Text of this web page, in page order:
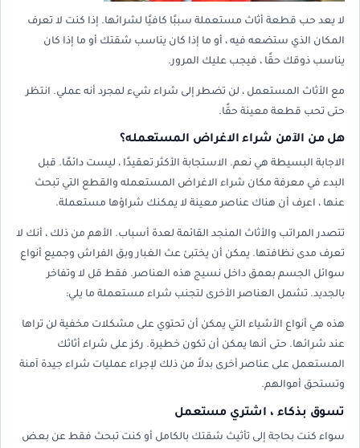
لا يعد حب قطعة أثاث مستعملة سببًا كافيًا لشرائها. إذا كنت لا تعرف
المكان الذي ستضعه فيه ، أو ما إذا كان يناسب شقتك أو ما إذا كان
يناسب ذوقك حقًا ، فيجب عليك المرور.
مع الأثاث المستعمل ، لن تضطر إلى شراء شيء لمجرد أنه عملي. انتظر
حتى تحب قطعة معينة حقًا.
هل من الآمن شراء الاغراض المستعمله؟
الاجابة البسيطة هي نعم. الاستجابة الأكثر تعقيدًا ، ليست دائمًا. قبل
البدء في معرفة مكان شراء الاغراض المستعمله والقطع التي تبحث
عنها ، اعرف أن هناك عناصر معينة لا يمكنك شراؤها مستعملة.
تتصدر المراتب والأثاث المنجد القائمة لعدة أسباب. الأهم من ذلك ، أنك لا
تعرف مدى نظافتها. يمكن أن يختبئ عث الغبار وبق الفراش وجميع أنواع
سوائل الجسم بعمق داخل نسيج هذه العناصر. فقط قل لا وتفاخر
بالجديد. تشمل العناصر الأخرى لتجنب شراء مستعملة ما يلي:
هذه هي أنواع الأشياء التي يمكن أن تحتوي على مشكلات مخفية لن تراها
عند شرائها. حتى أنها يمكن أن تكون خطيرة. ركز على شراء أثاثك
المستعمل على عناصر أخرى بدلاً من ذلك لإجراء عمليات شراء جيدة آمنة
وتستحق أموالهم.
تسوق بذكاء ، اشتري مستعمل
سواء كنت بحاجة إلى تأثيث شقتك بالكامل أو كنت تبحث فقط عن بعض